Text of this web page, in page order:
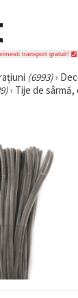
transport gratuit!
(6993)›
› Tije de